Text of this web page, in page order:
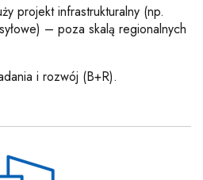
projekt infrastrukturalny (np.
– poza skalą regionalnych
i rozwój (B+R).